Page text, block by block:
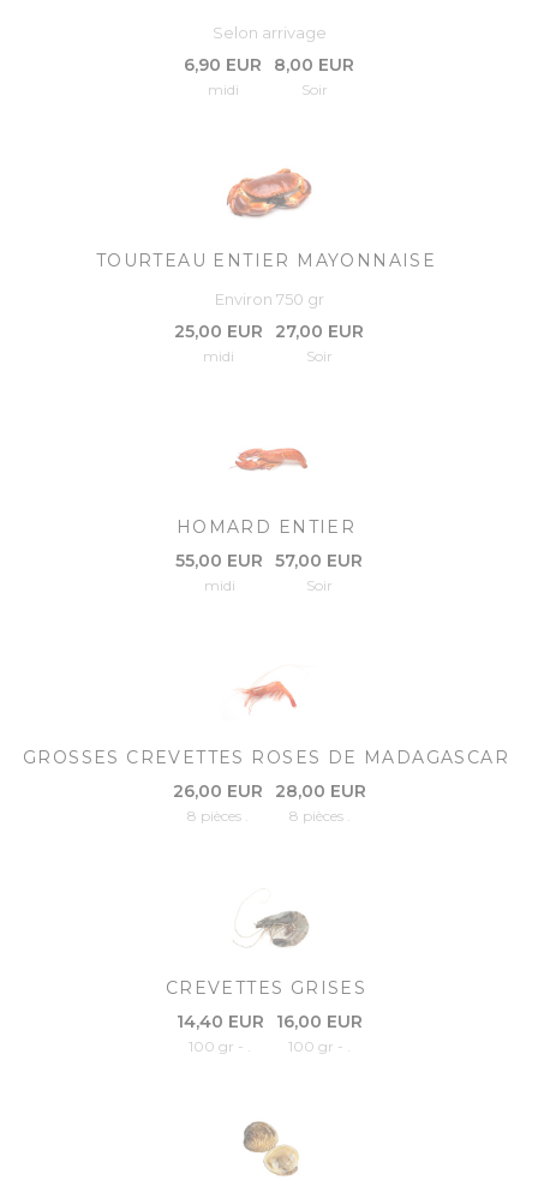
Selon arrivage
6,90 EUR
midi
8,00 EUR
Soir
TOURTEAU ENTIER MAYONNAISE
Environ 750 gr
25,00 EUR
midi
27,00 EUR
Soir
HOMARD ENTIER
55,00 EUR
midi
57,00 EUR
Soir
GROSSES CREVETTES ROSES DE MADAGASCAR
26,00 EUR
8 pièces .
28,00 EUR
8 pièces .
CREVETTES GRISES
14,40 EUR
100 gr - .
16,00 EUR
100 gr - .